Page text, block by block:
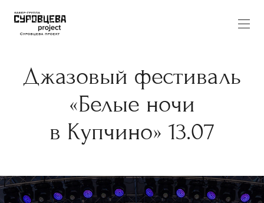
Джазовый фестиваль
«Белые ночи
в Купчино» 13.07